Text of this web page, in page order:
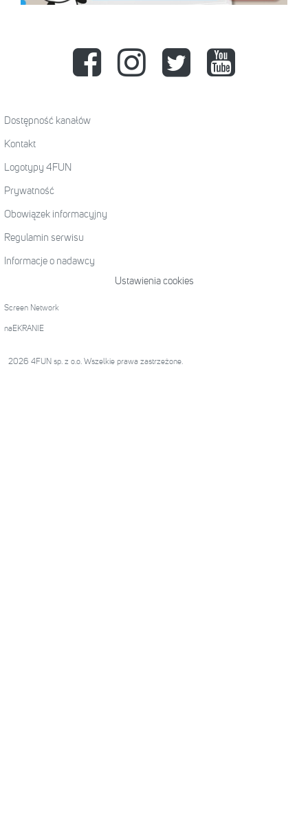
Dostępność kanałów
Kontakt
Logotypy 4FUN
Prywatność
Obowiązek informacyjny
Regulamin serwisu
Informacje o nadawcy
Ustawienia cookies
Screen Network
naEKRANIE
2026 4FUN sp. z o.o. Wszelkie prawa zastrzeżone.